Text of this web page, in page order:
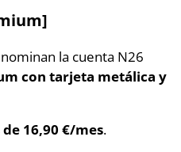
la cuenta N26
con tarjeta metálica y
16,90 €/mes.